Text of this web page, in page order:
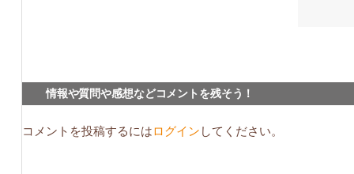
情報や質問や感想などコメントを残そう！
コメントを投稿するにはログイン してください。